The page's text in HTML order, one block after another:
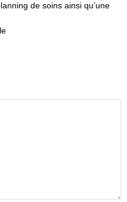
de soins ainsi qu’une